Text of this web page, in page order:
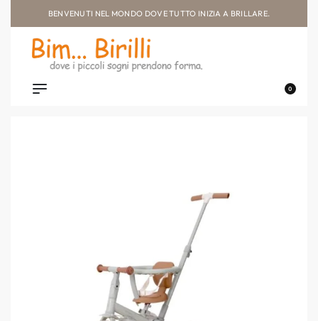
BENVENUTI NEL MONDO DOVE TUTTO INIZIA A BRILLARE.
0